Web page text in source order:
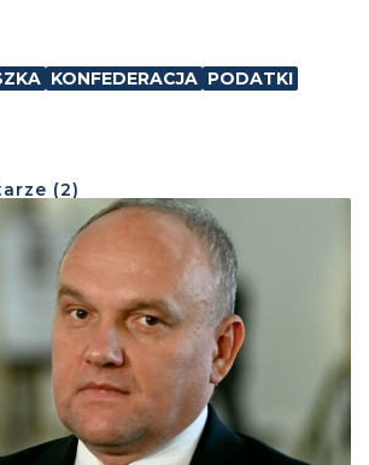
KONFEDERACJA PODATKI
(2)